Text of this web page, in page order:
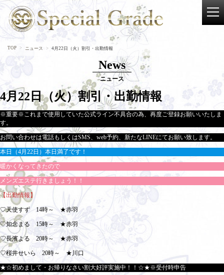
TOP ニュース 4月22日（火）割引・出勤情報
News
ニュース
4月22日（火）割引・出勤情報
※重要※これまで使用していた公式ライン不具合の為、再度ご登録お願いいたしま
す。
お問い合わせは電話もしくはSMS、web予約、新たなLINEにてお願い致します。
本日（4月22日）本日満了です！
暖かくなってきたので
メンズエステ行きましょう！！
【出勤情報】
♡天使すず 14時～ ★赤羽
♡知念まる 15時～ ★赤羽
♡長濱よる 20時～ ★赤羽
♡桜井せいら 20時～ ★川口
★☆初めまして・お帰りなさい割大好評実施中！！☆★※受付時申告